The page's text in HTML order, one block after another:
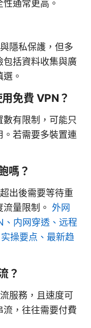
通常更高。
隱私保護，但多
括資料收集與廣
。
免費 VPN？
有限制，可能只
若需要多裝置連
嗎？
出後需要等待重
量限制。 外网
、内网穿透、远程
操要点、最新趋
？
服務，且速度可
，往往需要付費